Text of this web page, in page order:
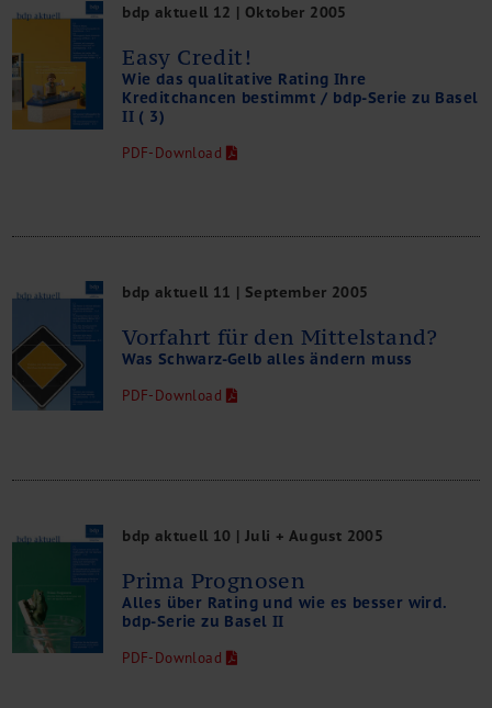
bdp aktuell 12 | Oktober 2005
Easy Credit!
Wie das qualitative Rating Ihre
Kreditchancen bestimmt / bdp-Serie zu Basel
II ( 3)
PDF-Download
bdp aktuell 11 | September 2005
Vorfahrt für den Mittelstand?
Was Schwarz-Gelb alles ändern muss
PDF-Download
bdp aktuell 10 | Juli + August 2005
Prima Prognosen
Alles über Rating und wie es besser wird.
bdp-Serie zu Basel II
PDF-Download